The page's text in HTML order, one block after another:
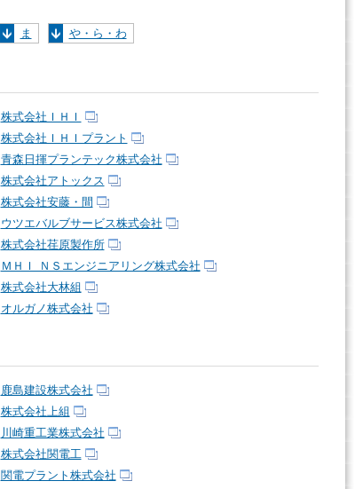
ま や・ら・わ
株式会社ＩＨＩ
株式会社ＩＨＩプラント
青森日揮プランテック株式会社
株式会社アトックス
株式会社安藤・間
ウツエバルブサービス株式会社
株式会社荏原製作所
ＭＨＩ ＮＳエンジニアリング株式会社
株式会社大林組
オルガノ株式会社
鹿島建設株式会社
株式会社上組
川崎重工業株式会社
株式会社関電工
関電プラント株式会社